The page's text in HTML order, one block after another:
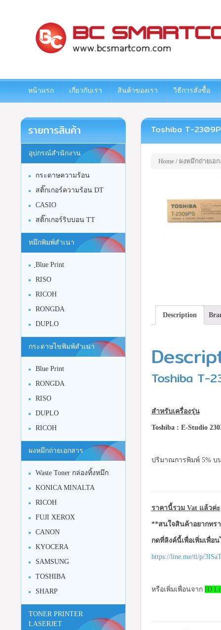
หน้าแรก เกี่ยวกับเรา สินค้าของเรา วิธีการสั่งซื้อ
Toshiba T-
Home/ ผงหมึกถ่ายเอก
Description
Toshiba T-
สำหรับเครื่องรุ่น
Toshiba : E-Studio
ปริมาณการพิมพ์ 5% บ
ราคานี้รวม Vat แล้วค่ะ
**สนใจสินค้าอยากทร
กดที่ลิงค์นี้เพื่อเพิ่มเพื่อ
https://line.me/ti/p/
หรือเพิ่มเพื่อนจาก ID
รายการสินค้า
อุปกรณ์สำนักงาน
กระดาษความร้อน
สติ๊กเกอร์ความร้อน DT
CASIO
สติ๊กเกอร์ริบบอน TT
หมึกพิมพ์สำเนา
ฺBlue Print
RISO
RICOH
RONGDA
DUPLO
กระดาษไขพิมพ์สำเนา
Blue Print
RONGDA
RISO
DUPLO
RICOH
ผงหมึกถ่ายเอกสาร
Waste Toner กล่องทิ้งหมึก
KONICA MINALTA
RICOH
FUJI XEROX
CANON
KYOCERA
SAMSUNG
TOSHIBA
SHARP
TONER PRINTER
LASERJET